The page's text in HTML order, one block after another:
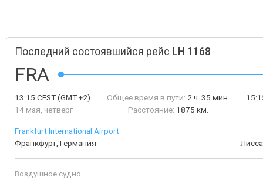
Последний состоявшийся рейс LH 1168
FRA
13:15 CEST(GMT +2)
14 мая, четверг
Общее время в пути: 2 ч. 35 мин.
Расстояние: 1875 км.
Frankfurt International Airport
Франкфурт, Германия
Воздушное судно: